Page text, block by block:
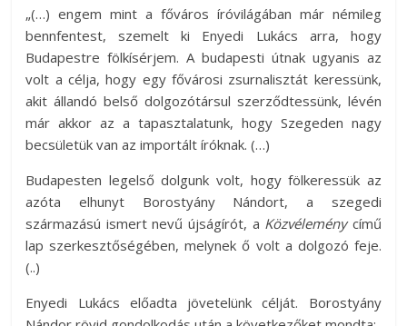
„(…) engem mint a főváros íróvilágában már némileg
bennfentest, szemelt ki Enyedi Lukács arra, hogy
Budapestre fölkísérjem. A budapesti útnak ugyanis az
volt a célja, hogy egy fővárosi zsurnalisztát keressünk,
akit állandó belső dolgozótársul szerződtessünk, lévén
már akkor az a tapasztalatunk, hogy Szegeden nagy
becsületük van az importált íróknak. (…)
Budapesten legelső dolgunk volt, hogy fölkeressük az
azóta elhunyt Borostyány Nándort, a szegedi
származású ismert nevű újságírót, a Közvéleménycímű
lap szerkesztőségében, melynek ő volt a dolgozó feje.
(..)
Enyedi Lukács előadta jövetelünk célját. Borostyány